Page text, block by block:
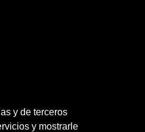
y de terceros
y mostrarle